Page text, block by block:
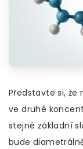
Představte si, že
ve druhé
stejné základní
bude